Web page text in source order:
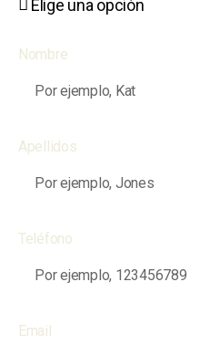
Nombre
Apellidos
Teléfono
Email